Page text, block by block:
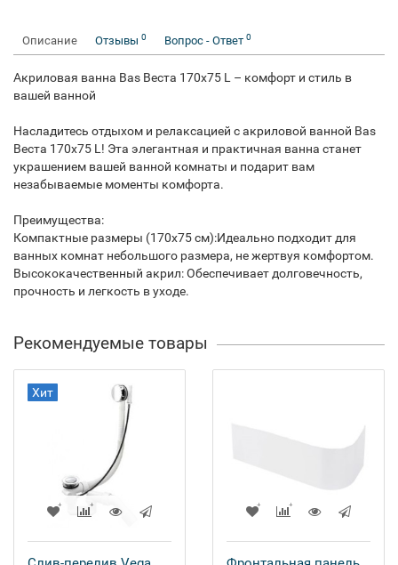
Описание Отзывы 0 Вопрос - Ответ 0
Акриловая ванна Bas Веста 170x75 L – комфорт и стиль в
вашей ванной
Насладитесь отдыхом и релаксацией с акриловой ванной Bas
Веста 170x75 L! Эта элегантная и практичная ванна станет
украшением вашей ванной комнаты и подарит вам
незабываемые моменты комфорта.
Преимущества:
Компактные размеры (170x75 см):Идеально подходит для
ванных комнат небольшого размера, не жертвуя комфортом.
Высококачественный акрил: Обеспечивает долговечность,
прочность и легкость в уходе.
Рекомендуемые товары
Хит